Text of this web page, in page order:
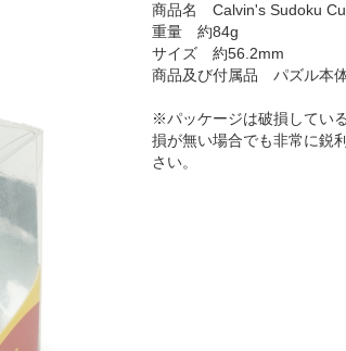
商品名 Calvin's Sudoku
重量 約84g
サイズ 約56.2mm
商品及び付属品 パズル本
※パッケージは破損してい
損が無い場合でも非常に鋭
さい。